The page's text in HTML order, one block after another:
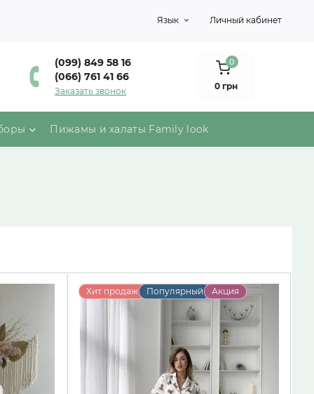
Язык Личный кабинет
(099) 849 58 16
(066) 761 41 66
Заказать звонок
0
0 грн
Пижамы и халаты Family look
Хит продаж Популярный Акция